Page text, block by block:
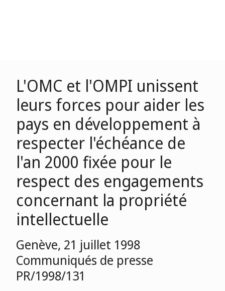
L'OMC et l'OMPI unissent
leurs forces pour aider les
pays en développement à
respecter l'échéance de
l'an 2000 fixée pour le
respect des engagements
concernant la propriété
intellectuelle
Genève, 21 juillet 1998
Communiqués de presse
PR/1998/131